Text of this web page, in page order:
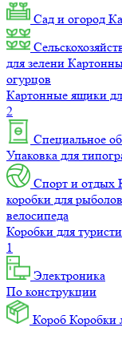
Сад и огород
для зелени
огурцов
Картонные ящики
2
Специальное
Упаковка для
Спорт и отдых
коробки для
велосипеда
Коробки для
1
Электроника
По конструкции
Короб Коробки